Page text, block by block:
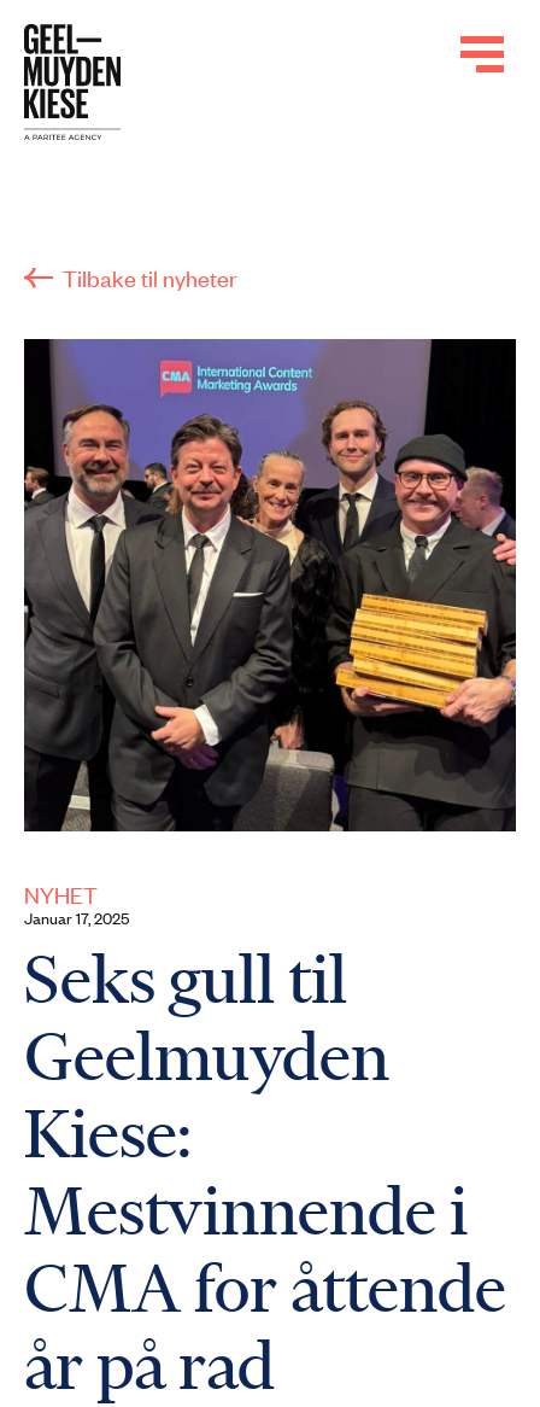
Tilbake til nyheter
NYHET
januar 17, 2025
Seks gull til
Geelmuyden
Kiese:
Mestvinnende i
CMA for åttende
år på rad